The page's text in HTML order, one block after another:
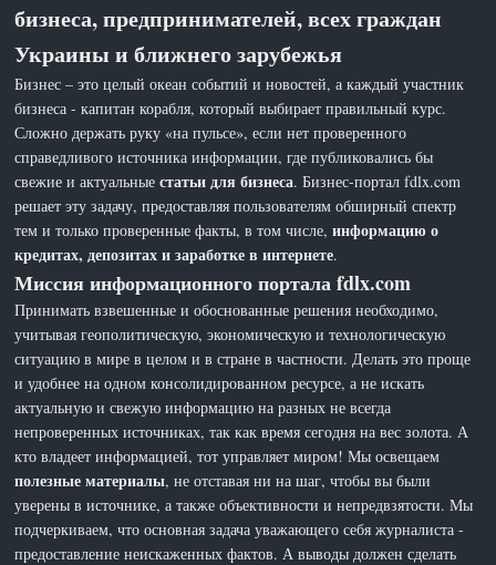
бизнеса, предпринимателей, всех граждан
Украины и ближнего зарубежья
Бизнес – это целый океан событий и новостей, а каждый участник
бизнеса - капитан корабля, который выбирает правильный курс.
Сложно держать руку «на пульсе», если нет проверенного
справедливого источника информации, где публиковались бы
свежие и актуальныестатьи для бизнеса. Бизнес-портал fdlx.com
решает эту задачу, предоставляя пользователям обширный спектр
тем и только проверенные факты, в том числе,информацию о
кредитах, депозитах и заработке в интернете.
Миссия информационного портала fdlx.com
Принимать взвешенные и обоснованные решения необходимо,
учитывая геополитическую, экономическую и технологическую
ситуацию в мире в целом и в стране в частности. Делать это проще
и удобнее на одном консолидированном ресурсе, а не искать
актуальную и свежую информацию на разных не всегда
непроверенных источниках, так как время сегодня на вес золота. А
кто владеет информацией, тот управляет миром! Мы освещаем
полезные материалы, не отставая ни на шаг, чтобы вы были
уверены в источнике, а также объективности и непредвзятости. Мы
подчеркиваем, что основная задача уважающего себя журналиста -
предоставление неискаженных фактов. А выводы должен сделать